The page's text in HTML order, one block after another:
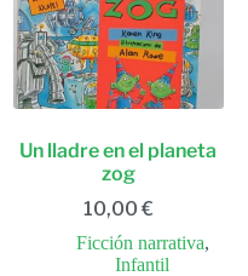
Un lladre en el planeta
zog
10,00 €
Ficción narrativa,
Infantil